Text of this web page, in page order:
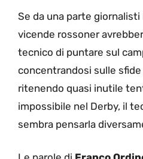
Se da una parte
vicende rossoner
tecnico di puntare sul
concentrandosi sulle
ritenendo quasi inutile
impossibile nel Derby, il
sembra pensarla